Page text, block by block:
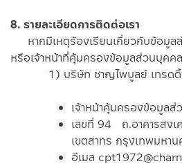
8. รายละเอียดการติดต่อเรา
หากมีเหตุร้องเรียนเกี่ยวกับข้อมูล
หรือเจ้าหน้าที่คุ้มครองข้อมูลส่วนบุคค
1) บริษัท ชาญไพบูลย์ เทรดดิ้
เจ้าหน้าคุ้มครองข้อมูลส่
เลขที่ 94 ถ.อาคารสงเ
เขตสาทร กรุงเทพมห
อีเมล